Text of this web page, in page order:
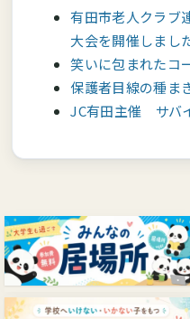
有田市老人クラブ
大会を開催しまし
笑いに包まれたコ
保護者目線の種ま
JC有田主催 サバ